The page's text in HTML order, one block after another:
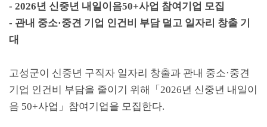
- 2026년 신중년 내일이음50+사업 참여기업 모집
- 관내 중소·중견 기업 인건비 부담 덜고 일자리 창출 기
대
고성군이 신중년 구직자 일자리 창출과 관내 중소·중견
기업 인건비 부담을 줄이기 위해
「 2026년 신중년 내일이
음 50+사업 」 참여기업을 모집한다.